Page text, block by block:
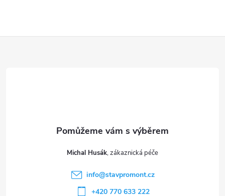
Michal Husák
info@stavpromont.cz
+420 770 633 222